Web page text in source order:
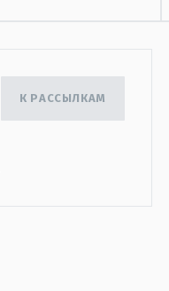
К РАССЫЛКАМ